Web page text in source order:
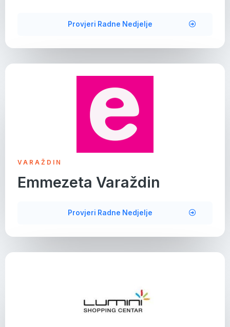
Provjeri Radne Nedjelje
VARAŽDIN
Emmezeta Varaždin
Provjeri Radne Nedjelje